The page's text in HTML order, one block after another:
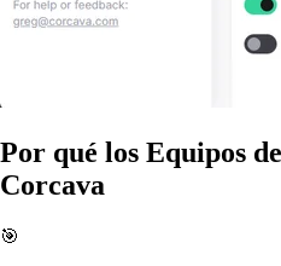
Por qué los Equipos
Corcava
🎯